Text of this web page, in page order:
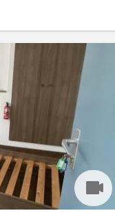
KN 5600
de 4 chambres, en
paisible, est un kot
salon commun, ainsi
2024. Le loyer pour
de 420 €, auxquels...